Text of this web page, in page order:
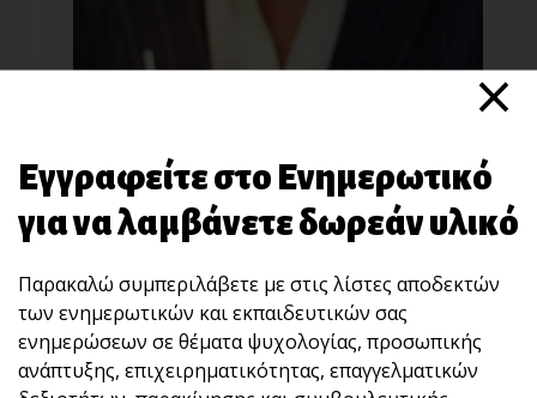
H «τέχνη» του Networking για κάθε
επαγγελματία
Νetworking δεν σημαίνει απλή
×
Εγγραφείτε στο Ενημερωτικό
για να λαμβάνετε δωρεάν υλικό
Παρακαλώ συμπεριλάβετε με στις λίστες αποδεκτών
των ενημερωτικών και εκπαιδευτικών σας
ενημερώσεων σε θέματα ψυχολογίας, προσωπικής
ανάπτυξης, επιχειρηματικότητας, επαγγελματικών